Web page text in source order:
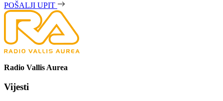
POŠALJI UPIT
Radio Vallis Aurea
Vijesti